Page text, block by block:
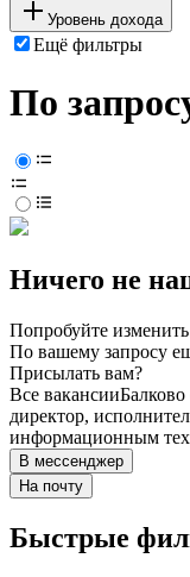
Уровень дохода
Ещё фильтры
По
Ничего не
Попробуйте
По вашему запросу
Присылать вам?
Все вакансииБалково
директор,
информационным
В мессенджер
На почту
Быстрые